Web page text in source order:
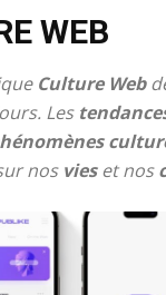
WEB
Culture Web
Les
nos vieset nos